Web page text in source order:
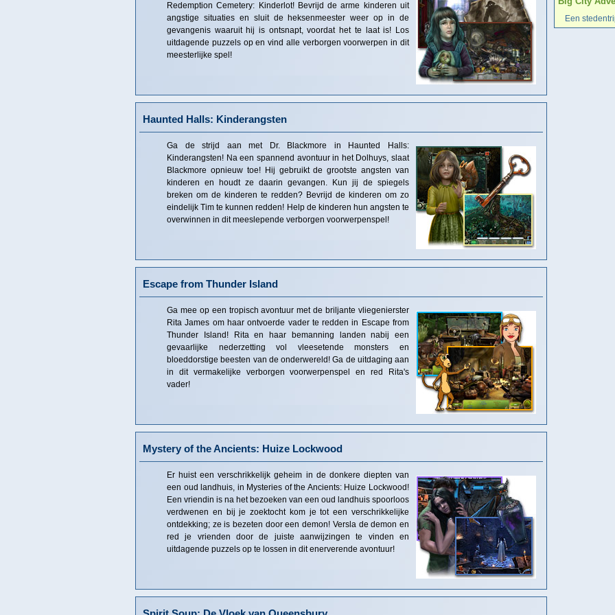
Redemption Cemetery: Kinderlot! Bevrijd de arme kinderen uit
angstige situaties en sluit de heksenmeester weer op in de
gevangenis waaruit hij is ontsnapt, voordat het te laat is! Los
uitdagende puzzels op en vind alle verborgen voorwerpen in dit
meesterlijke spel!
Haunted Halls: Kinderangsten
Ga de strijd aan met Dr. Blackmore in Haunted Halls:
Kinderangsten! Na een spannend avontuur in het Dolhuys, slaat
Blackmore opnieuw toe! Hij gebruikt de grootste angsten van
kinderen en houdt ze daarin gevangen. Kun jij de spiegels
breken om de kinderen te redden? Bevrijd de kinderen om zo
eindelijk Tim te kunnen redden! Help de kinderen hun angsten te
overwinnen in dit meeslepende verborgen voorwerpenspel!
Escape from Thunder Island
Ga mee op een tropisch avontuur met de briljante vliegenierster
Rita James om haar ontvoerde vader te redden in Escape from
Thunder Island! Rita en haar bemanning landen nabij een
gevaarlijke nederzetting vol vleesetende monsters en
bloeddorstige beesten van de onderwereld! Ga de uitdaging aan
in dit vermakelijke verborgen voorwerpenspel en red Rita's
vader!
Mystery of the Ancients: Huize Lockwood
Er huist een verschrikkelijk geheim in de donkere diepten van
een oud landhuis, in Mysteries of the Ancients: Huize Lockwood!
Een vriendin is na het bezoeken van een oud landhuis spoorloos
verdwenen en bij je zoektocht kom je tot een verschrikkelijke
ontdekking; ze is bezeten door een demon! Versla de demon en
red je vrienden door de juiste aanwijzingen te vinden en
uitdagende puzzels op te lossen in dit enerverende avontuur!
Een